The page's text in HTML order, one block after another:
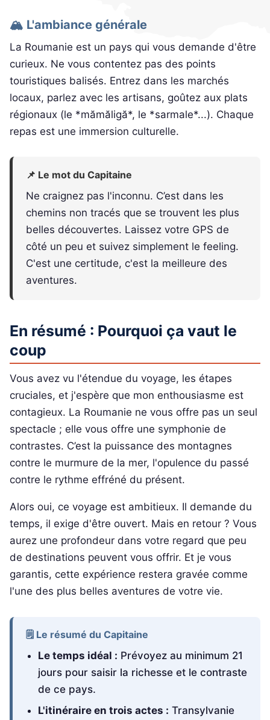
🏔️ L'ambiance générale
La Roumanie est un pays qui vous demande d'être
curieux. Ne vous contentez pas des points
touristiques balisés. Entrez dans les marchés
locaux, parlez avec les artisans, goûtez aux plats
régionaux (le *mămăligă*, le *sarmale*...). Chaque
repas est une immersion culturelle.
📌 Le mot du Capitaine
Ne craignez pas l'inconnu. C’est dans les
chemins non tracés que se trouvent les plus
belles découvertes. Laissez votre GPS de
côté un peu et suivez simplement le feeling.
C'est une certitude, c'est la meilleure des
aventures.
En résumé : Pourquoi ça vaut le
coup
Vous avez vu l'étendue du voyage, les étapes
cruciales, et j'espère que mon enthousiasme est
contagieux. La Roumanie ne vous offre pas un seul
spectacle ; elle vous offre une symphonie de
contrastes. C’est la puissance des montagnes
contre le murmure de la mer, l'opulence du passé
contre le rythme effréné du présent.
Alors oui, ce voyage est ambitieux. Il demande du
temps, il exige d'être ouvert. Mais en retour ? Vous
aurez une profondeur dans votre regard que peu
de destinations peuvent vous offrir. Et je vous
garantis, cette expérience restera gravée comme
l'une des plus belles aventures de votre vie.
🗒️ Le résumé du Capitaine
Le temps idéal : Prévoyez au minimum 21
jours pour saisir la richesse et le contraste
de ce pays.
L'itinéraire en trois actes : Transylvanie